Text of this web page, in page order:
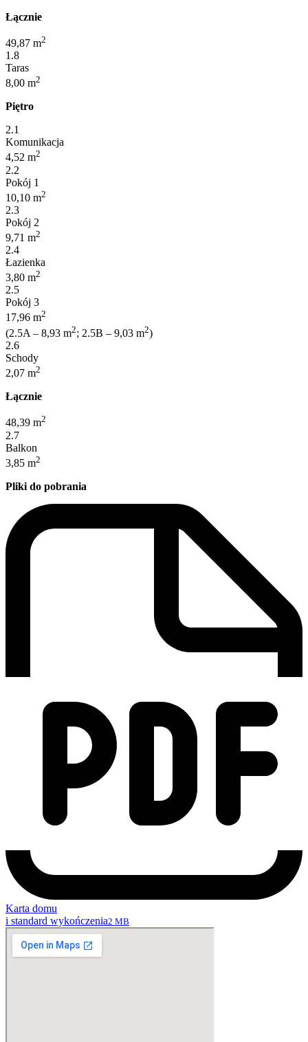
Łącznie
49,87 m2
1.8
Taras
8,00 m2
Piętro
2.1
Komunikacja
4,52 m2
2.2
Pokój 1
10,10 m2
2.3
Pokój 2
9,71 m2
2.4
Łazienka
3,80 m2
2.5
Pokój 3
17,96 m2
(2.5A – 8,93 m2; 2.5B – 9,03 m2)
2.6
Schody
2,07 m2
Łącznie
48,39 m2
2.7
Balkon
3,85 m2
Pliki do pobrania
Karta domu
i standard wykończenia2 MB